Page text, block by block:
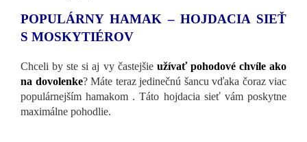
POPULÁRNY HAMAK – HOJDACIA SIEŤ
S MOSKYTIÉROV
Chceli by ste si aj vy častejšie užívať pohodové chvíle ako
na dovolenke? Máte teraz jedinečnú šancu vďaka čoraz viac
populárnejším hamakom . Táto hojdacia sieť vám poskytne
maximálne pohodlie.